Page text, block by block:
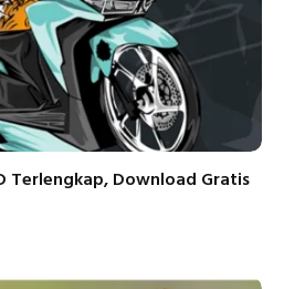
Terlengkap, Download Gratis